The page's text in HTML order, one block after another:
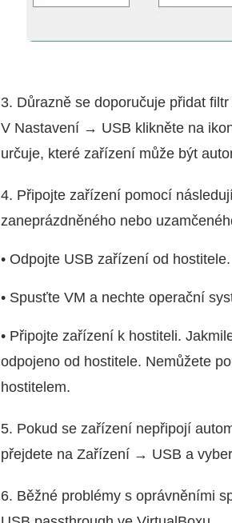
3. Důrazně se doporučuje přidat
V Nastavení → USB klikněte na
určuje, které zařízení může být
4. Připojte zařízení pomocí
zaneprázdněného nebo
• Odpojte USB zařízení od hostitele.
• Spusťte VM a nechte operační
• Připojte zařízení k hostiteli.
odpojeno od hostitele. Nemůžete
hostitelem.
5. Pokud se zařízení nepřipojí
přejdete na Zařízení → USB a
6. Běžné problémy s oprávněními